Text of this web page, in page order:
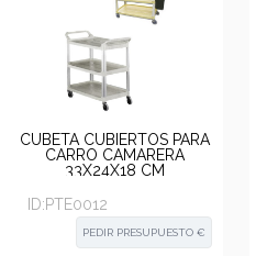
CUBETA CUBIERTOS PARA
CARRO CAMARERA
33X24X18 CM
ID:PTE0012
PEDIR PRESUPUESTO €